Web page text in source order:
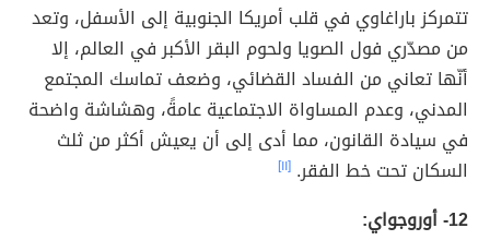
تتمركز باراغاوي في قلب أمريكا الجنوبية إلى الأسفل، وتعد
من مصدّري فول الصويا ولحوم البقر الأكبر في العالم، إلا
أنّها تعاني من الفساد القضائي، وضعف تماسك المجتمع
المدني، وعدم المساواة الاجتماعية عامةً، وهشاشة واضحة
في سيادة القانون، مما أدى إلى أن يعيش أكثر من ثلث
السكان تحت خط الفقر. [١١]
12- أوروجواي: